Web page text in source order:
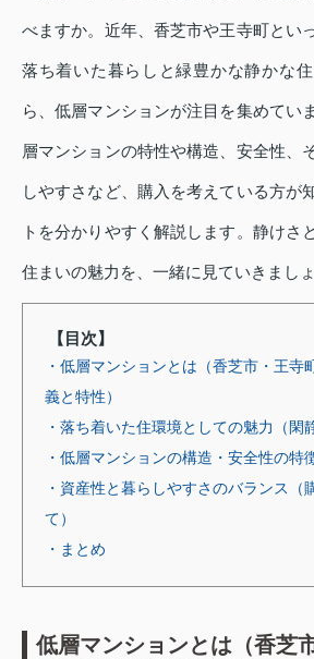
べますか。近年、香芝市や王寺町とい
落ち着いた暮らしと緑豊かな静かな
ら、低層マンションが注目を集めてい
層マンションの特性や構造、安全性、
しやすさなど、購入を考えている方が
トを分かりやすく解説します。静けさ
住まいの魅力を、一緒に見ていきましょ
【目次】
・低層マンションとは（香芝市・王寺
義と特性）
・落ち着いた住環境としての魅力（閑
・低層マンションの構造・安全性の特
・資産性と暮らしやすさのバランス（
て）
・まとめ
低層マンションとは（香芝